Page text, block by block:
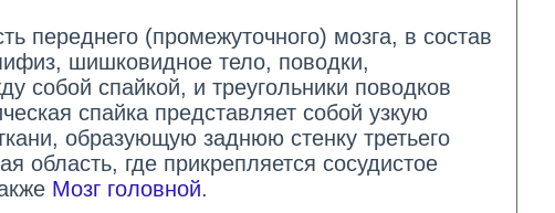
переднего (промежуточного) мозга, в состав
шишковидное тело, поводки,
собой спайкой, и треугольники поводков
спайка представляет собой узкую
образующую заднюю стенку третьего
область, где прикрепляется сосудистое
Мозг головной.